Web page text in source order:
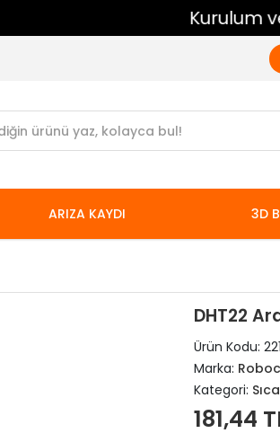
Kurulum ve Kurulum Sonrası
ARIZA KAYDI 3D
DHT22
Ürün Kodu:
Marka:
Kategori:
181,44